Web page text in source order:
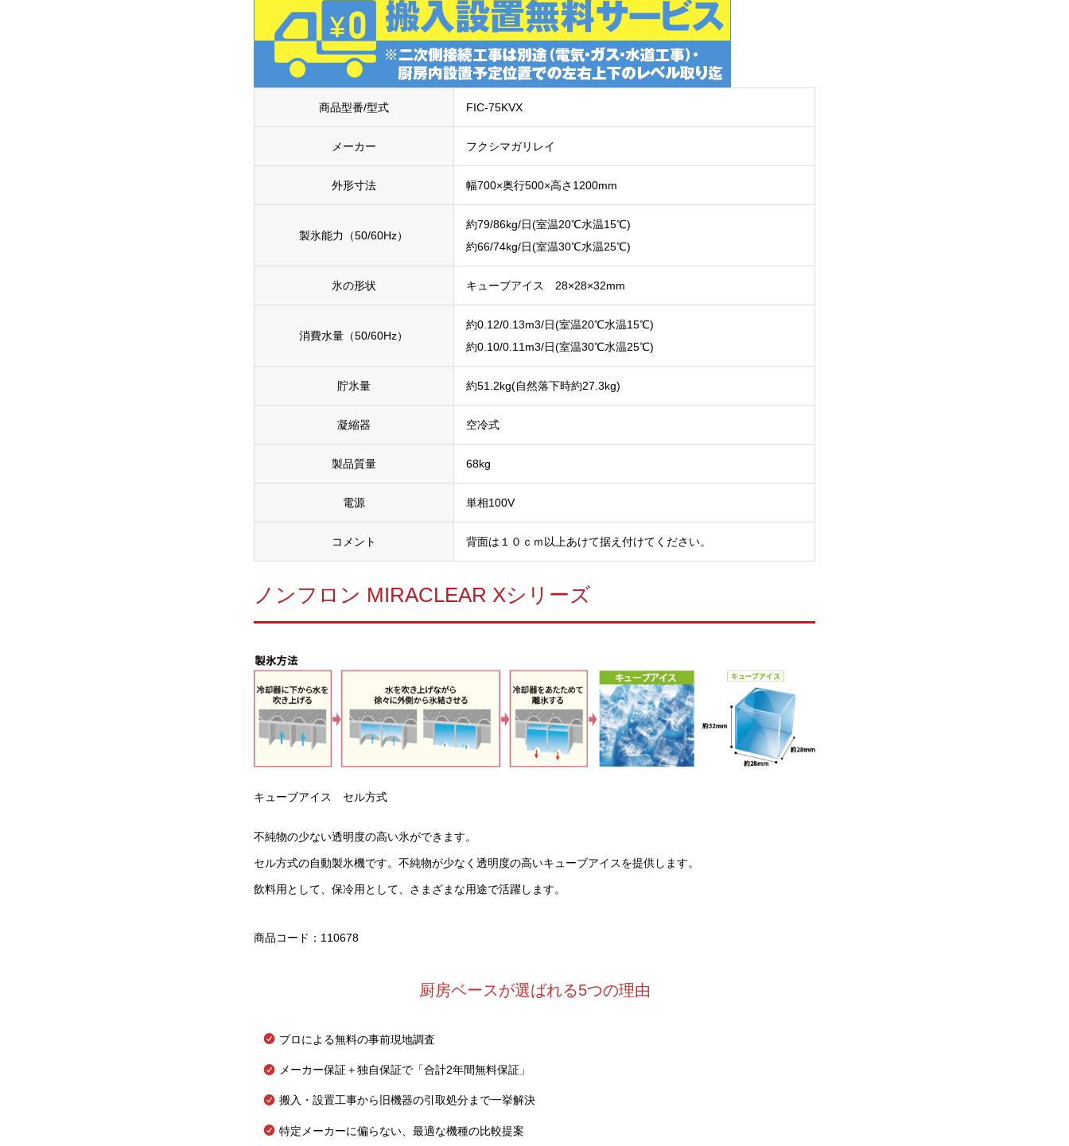
商品型番/型式 FIC-75KVX
メーカー フクシマガリレイ
外形寸法 幅700×奥行500×高さ1200mm
製氷能力（50/60Hz）
約79/86kg/日(室温20℃水温15℃)
約66/74kg/日(室温30℃水温25℃)
氷の形状 キューブアイス 28×28×32mm
消費水量（50/60Hz）
約0.12/0.13m3/日(室温20℃水温15℃)
約0.10/0.11m3/日(室温30℃水温25℃)
貯氷量 約51.2kg(自然落下時約27.3kg)
凝縮器 空冷式
製品質量 68kg
電源 単相100V
コメント 背面は１０ｃｍ以上あけて据え付けてください。
ノンフロン MIRACLEAR Xシリーズ
キューブアイス セル方式
不純物の少ない透明度の高い氷ができます。
セル方式の自動製氷機です。不純物が少なく透明度の高いキューブアイスを提供します。
飲料用として、保冷用として、さまざまな用途で活躍します。
商品コード：110678
厨房ベースが選ばれる5つの理由
プロによる無料の事前現地調査
メーカー保証＋独自保証で「合計2年間無料保証」
搬入・設置工事から旧機器の引取処分まで一挙解決
特定メーカーに偏らない、最適な機種の比較提案